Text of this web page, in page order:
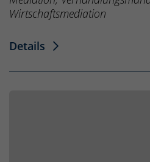
Wirtschaftsmediation
Details